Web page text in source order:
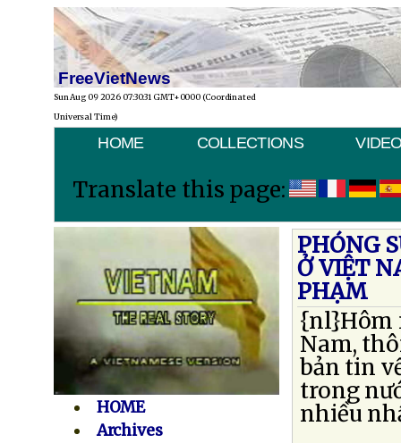
FreeVietNews
Sun Aug 09 2026 07:30:31 GMT+0000 (Coordinated
Universal Time)
HOME COLLECTIONS
Translate this page:
HOME
Archives
PHÓNG
Ở VIỆT
PHẠM
{nl}Hôm
Nam,
bản tin
trong
nhiều